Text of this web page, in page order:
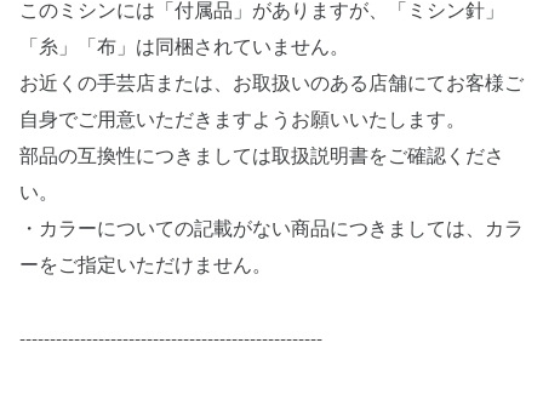
このミシンには「付属品」がありますが、「ミシン針」
「糸」「布」は同梱されていません。
お近くの手芸店または、お取扱いのある店舗にてお客様ご
自身でご用意いただきますようお願いいたします。
部品の互換性につきましては取扱説明書をご確認くださ
い。
・カラーについての記載がない商品につきましては、カラ
ーをご指定いただけません。
--------------------------------------------------